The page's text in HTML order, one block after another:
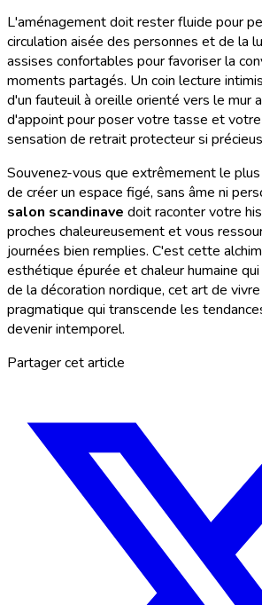
L'aménagement doit rester fluide pour
circulation aisée des personnes et de la
assises confortables pour favoriser la
moments partagés. Un coin lecture
d'un fauteuil à oreille orienté vers le mur
d'appoint pour poser votre tasse et
sensation de retrait protecteur si
Souvenez-vous que extrêmement le
de créer un espace figé, sans âme ni
salon scandinave doit raconter votre
proches chaleureusement et vous
journées bien remplies. C'est cette
esthétique épurée et chaleur humaine
de la décoration nordique, cet art de
pragmatique qui transcende les
devenir intemporel.
Partager cet article